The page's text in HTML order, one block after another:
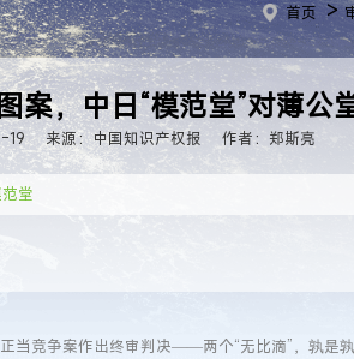
首页 >
案，中日“模范堂”对薄公
19 来源：中国知识产权报 作者：郑斯亮
堂
当竞争案作出终审判决——两个“无比滴”，孰是孰